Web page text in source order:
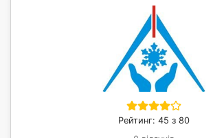
Рейтинг: 45 з 80